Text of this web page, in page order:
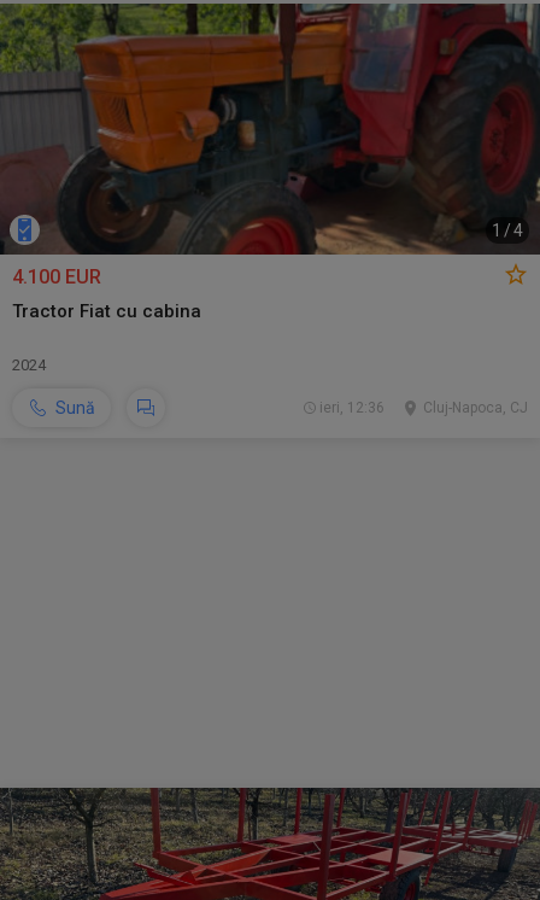
1 /4
4.100 EUR
Tractor Fiat cu cabina
2024
Sună Cluj-Napoca, CJ
ieri, 12:36